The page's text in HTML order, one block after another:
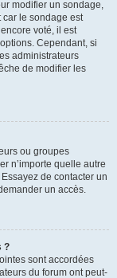
modifier un sondage,
le sondage est
voté, il est
Cependant, si
administrateurs
de modifier les
ou groupes
n’importe quelle autre
de contacter un
un accès.
?
sont accordées
du forum ont peut-